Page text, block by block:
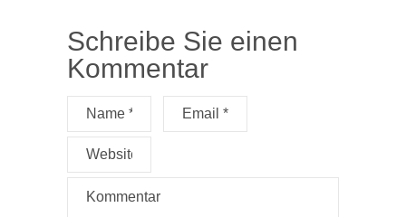
Schreibe Sie einen
Kommentar